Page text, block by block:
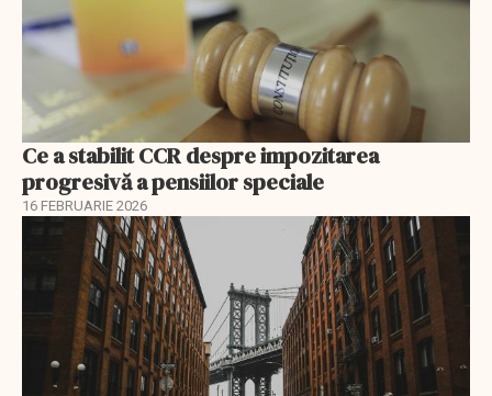
Ce a stabilit CCR despre impozitarea
progresivă a pensiilor speciale
16 FEBRUARIE 2026